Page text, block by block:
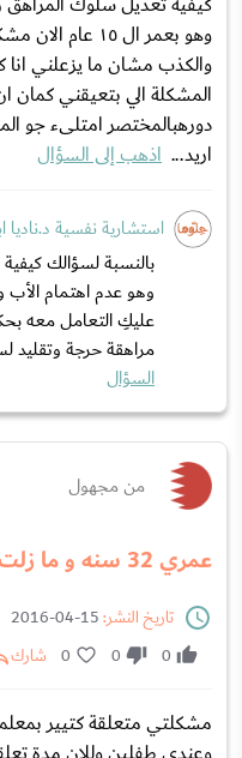
وهو بعمر ال ١٥
والكذب مشان ما يزعلني
المشكلة الي بتعيقني كمان
دورهبالمختصر امتلىء جو
اريد... اذهب إلى السؤال
استشارية نفسية د.ناديا
بالنسبة لسؤالك
وهو عدم اهتمام الأب
عليكِ التعامل معه
مراهقة حرجة وتقليد
السؤال
من مجهول
عمري 32 سنه و ما زلت متعلقه بمعلمتي
تاريخ النشر:
0
0
0 شارك